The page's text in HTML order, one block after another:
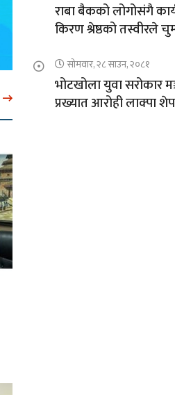
राबा बैकको लोगोसंगै
किरण श्रेष्ठको तस्वीरले
सोमवार, २८ साउन, २०८१
भोटखोला युवा सरोकार
प्रख्यात आरोही लाक्पा